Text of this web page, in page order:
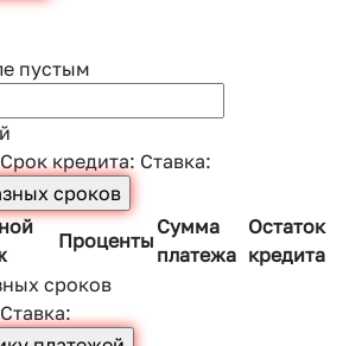
пустым
Срок кредита: Ставка:
Проценты
Сумма
платежа
Остаток
кредита
сроков
Ставка: